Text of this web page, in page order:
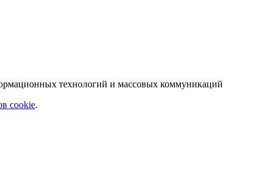
технологий и массовых коммуникаций
cookie.